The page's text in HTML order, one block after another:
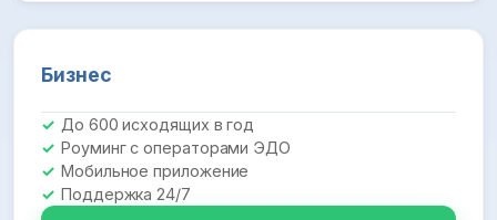
Бизнес
До 600 исходящих в год
Роуминг с операторами ЭДО
Мобильное приложение
Поддержка 24/7